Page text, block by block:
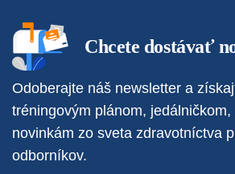
Chcete dostávať
Odoberajte náš newsletter a
tréningovým plánom,
novinkám zo sveta zdravotníctva
odborníkov.